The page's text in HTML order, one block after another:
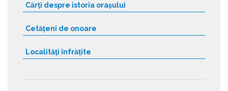
Cărți despre istoria orașului
Cetățeni de onoare
Localități înfrățite